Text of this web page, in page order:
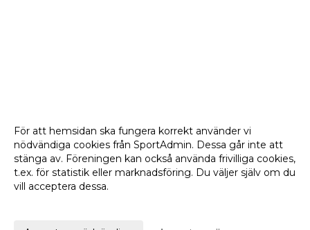
För att hemsidan ska fungera korrekt använder vi
nödvändiga cookies från SportAdmin. Dessa går inte att
stänga av. Föreningen kan också använda frivilliga cookies,
t.ex. för statistik eller marknadsföring. Du väljer själv om du
vill acceptera dessa.